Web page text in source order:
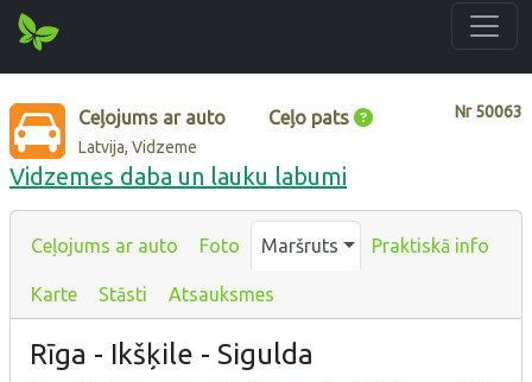
Nr50063
Ceļojums ar auto Ceļo pats
Latvija, Vidzeme
Vidzemes daba un lauku labumi
Ceļojums ar auto Foto Maršruts Praktiskā info
Karte Stāsti Atsauksmes
Rīga - Ikšķile - Sigulda